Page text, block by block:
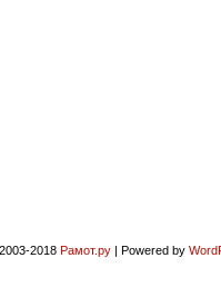
2018 Рамот.ру | Powered by